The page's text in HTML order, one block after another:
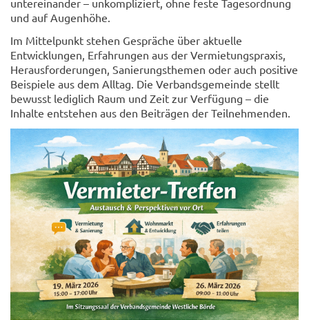
und auf Augenhöhe.
Im Mittelpunkt stehen Gespräche über aktuelle
Entwicklungen, Erfahrungen aus der Vermietungspraxis,
Herausforderungen, Sanierungsthemen oder auch positive
Beispiele aus dem Alltag. Die Verbandsgemeinde stellt
bewusst lediglich Raum und Zeit zur Verfügung – die
Inhalte entstehen aus den Beiträgen der Teilnehmenden.